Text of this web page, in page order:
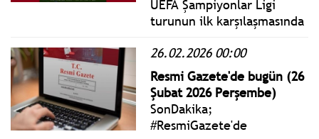
UEFA Şampiyonlar Ligi
turunun ilk karşılaşmasında
eden Galatasaray, rövanş
karşılaşmasında 3 gol yedi.
Sarı kırmızılı ekip 105. ve
119. dakikalarda attığı
gollerle farkı 1'e indirdi.
26.02.2026 00:00
Resmi Gazete'de bugün (26
Şubat 2026 Perşembe)
SonDakika;
#ResmiGazete'de